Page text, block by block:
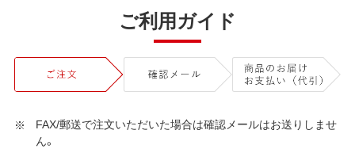
ご利用ガイド
FAX/郵送で注文いただいた場合は確認メールはお送りしませ
ん。